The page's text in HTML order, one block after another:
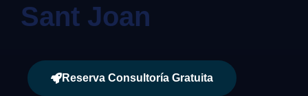
Sant Joan
Reserva Consultoría Gratuita